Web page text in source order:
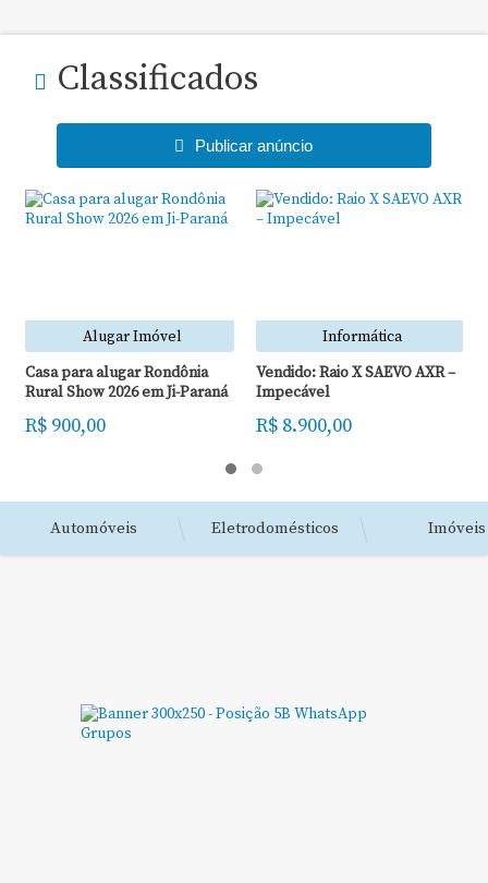
Classificados
Publicar anúncio
Alugar Imóvel
Casa para alugar Rondônia
Rural Show 2026 em Ji-Paraná
R$ 900,00
Informática
Vendido: Raio X SAEVO AXR –
Impecável
R$ 8.900,00
Automóveis Eletrodomésticos Imóveis